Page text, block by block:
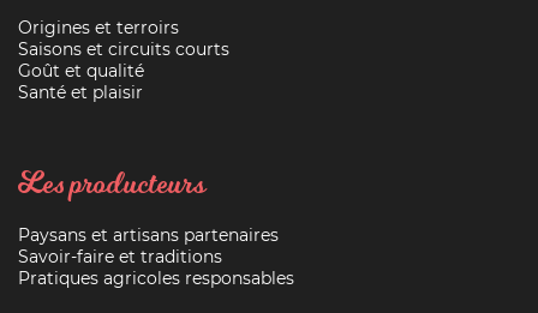
Origines et terroirs
Saisons et circuits courts
Goût et qualité
Santé et plaisir
Les producteurs
Paysans et artisans partenaires
Savoir-faire et traditions
Pratiques agricoles responsables